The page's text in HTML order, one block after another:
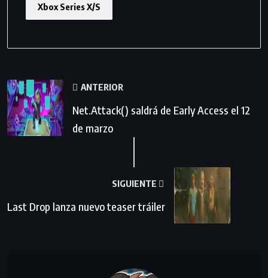
Xbox Series X/S
ANTERIOR
Net.Attack() saldrá de Early Access el 12
de marzo
SIGUIENTE
Last Drop lanza nuevo teaser tráiler